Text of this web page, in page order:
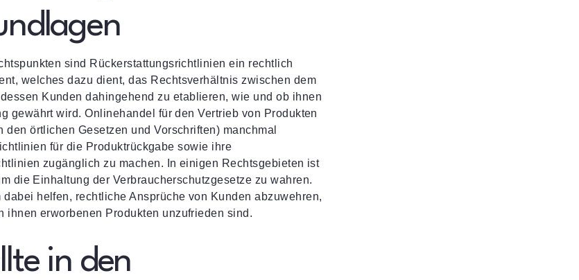
sind Rückerstattungsrichtlinien ein rechtlich
welches dazu dient, das Rechtsverhältnis zwischen dem
Kunden dahingehend zu etablieren, wie und ob ihnen
gewährt wird. Onlinehandel für den Vertrieb von Produkten
den örtlichen Gesetzen und Vorschriften) manchmal
für die Produktrückgabe sowie ihre
zugänglich zu machen. In einigen Rechtsgebieten ist
die Einhaltung der Verbraucherschutzgesetze zu wahren.
dabei helfen, rechtliche Ansprüche von Kunden abzuwehren,
ihnen erworbenen Produkten unzufrieden sind.
in den